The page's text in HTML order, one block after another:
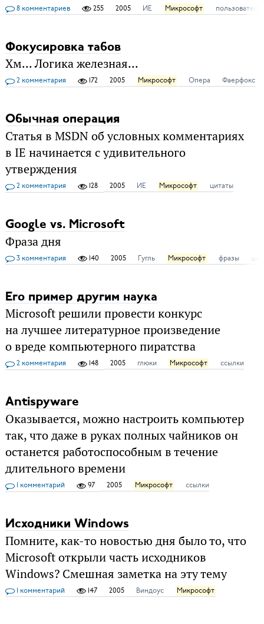
8 комментариев 255 2005 ИЕ Микрософт
Фокусировка табов
Хм... Логика железная...
2 комментария 172 2005 Микрософт Опера Фаерфокс
Обычная операция
Статья в MSDN об условных комментариях
в IE начинается с удивительного
утверждения
2 комментария 128 2005 ИЕ Микрософт цитаты
Google vs. Microsoft
Фраза дня
3 комментария 140 2005 Гугль Микрософт фразы
Его пример другим наука
Microsoft решили провести конкурс
на лучшее литературное произведение
о вреде компьютерного пиратства
2 комментария 148 2005 глюки Микрософт ссылки
Antispyware
Оказывается, можно настроить компьютер
так, что даже в руках полных чайников он
останется работоспособным в течение
длительного времени
1 комментарий 97 2005 Микрософт ссылки
Исходники Windows
Помните, как-то новостью дня было то, что
Microsoft открыли часть исходников
Windows? Смешная заметка на эту тему
1 комментарий 147 2005 Виндоус Микрософт